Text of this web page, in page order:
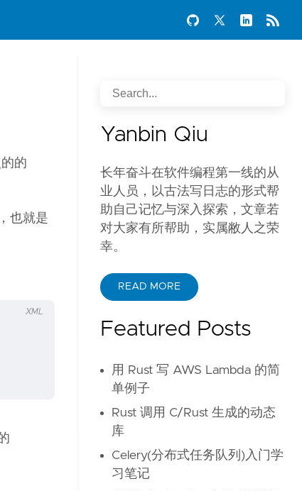
的
也就是
XML
Yanbin Qiu
长年奋斗在软件编程第一线的从
业人员，以古法写日志的形式帮
助自己记忆与深入探索，文章若
对大家有所帮助，实属敝人之荣
幸。
READ MORE
Featured Posts
用 Rust 写 AWS Lambda 的简
单例子
Rust 调用 C/Rust 生成的动态
库
Celery(分布式任务队列)入门学
习笔记